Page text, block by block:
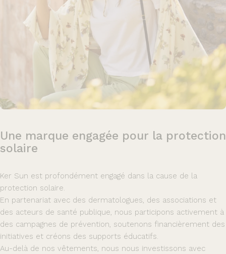
Une marque engagée pour la protection
solaire
Ker Sun est profondément engagé dans la cause de la
protection solaire.
En partenariat avec des dermatologues, des associations et
des acteurs de santé publique, nous participons activement à
des campagnes de prévention, soutenons financièrement des
initiatives et créons des supports éducatifs.
Au-delà de nos vêtements, nous nous investissons avec